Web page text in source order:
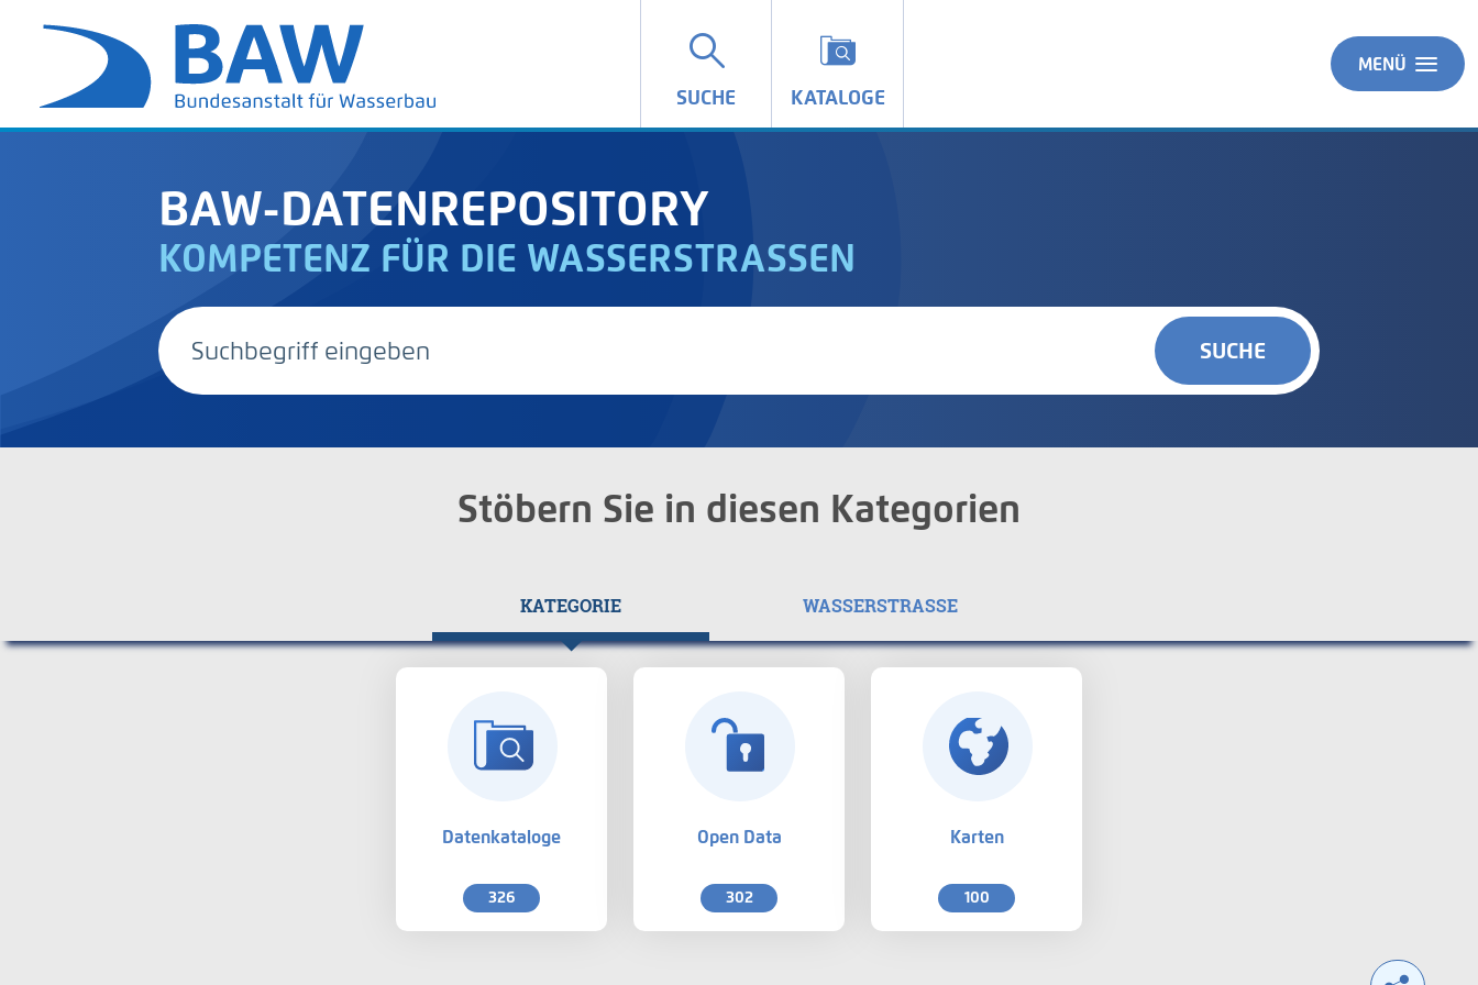
SUCHE KATALOGE
MENÜ
BAW-DATENREPOSITORY
KOMPETENZ FÜR DIE WASSERSTRASSEN
SUCHE
Stöbern Sie in diesen Kategorien
KATEGORIE WASSERSTRASSE
Datenkataloge
326
Open Data
302
Karten
100